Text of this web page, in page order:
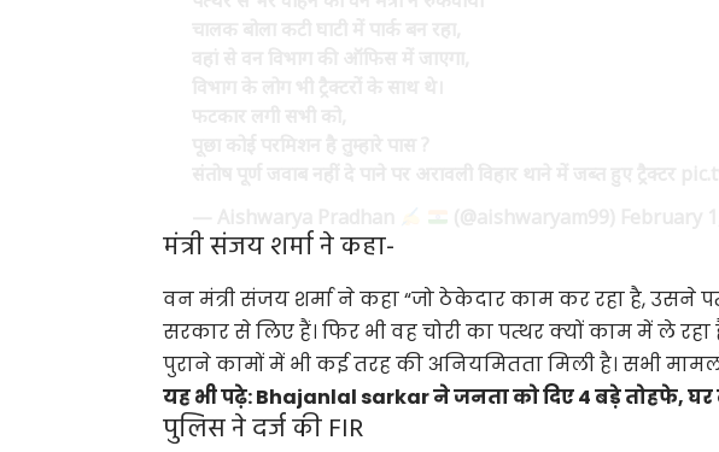
मंत्री संजय शर्मा ने कहा-
वन मंत्री संजय शर्मा ने कहा “जो ठेकेदार काम कर रहा है, उसने
सरकार से लिए हैं। फिर भी वह चोरी का पत्थर क्यों काम में ले
पुराने कामों में भी कई तरह की अनियमितता मिली है। सभी
यह भी पढ़े:Bhajanlal sarkar ने जनता को दिए 4 बड़े तोहफे,
पुलिस ने दर्ज की FIR